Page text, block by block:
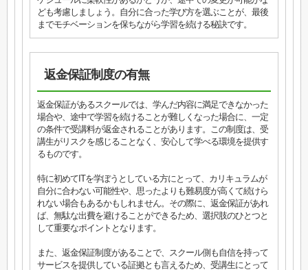
ども考慮しましょう。自分に合った学び方を選ぶことが、最後
までモチベーションを保ちながら学習を続ける秘訣です。
返金保証制度の有無
返金保証があるスクールでは、学んだ内容に満足できなかった
場合や、途中で学習を続けることが難しくなった場合に、一定
の条件で受講料が返金されることがあります。この制度は、受
講生がリスクを感じることなく、安心して学べる環境を提供す
るものです。
特に初めてITを学ぼうとしている方にとって、カリキュラムが
自分に合わない可能性や、思ったよりも難易度が高くて続けら
れない場合もあるかもしれません。その際に、返金保証があれ
ば、無駄な出費を避けることができるため、選択肢のひとつと
して重要なポイントとなります。
また、返金保証制度があることで、スクール側も自信を持って
サービスを提供している証拠とも言えるため、受講生にとって